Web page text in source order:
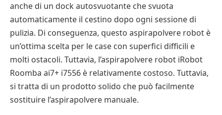
anche di un dock autosvuotante che svuota
automaticamente il cestino dopo ogni sessione di
pulizia. Di conseguenza, questo aspirapolvere robot è
un’ottima scelta per le case con superfici difficili e
molti ostacoli. Tuttavia, l’aspirapolvere robot iRobot
Roomba ai7+ i7556 è relativamente costoso. Tuttavia,
si tratta di un prodotto solido che può facilmente
sostituire l’aspirapolvere manuale.